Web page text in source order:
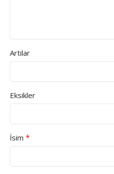
Artılar
Eksikler
İsim *